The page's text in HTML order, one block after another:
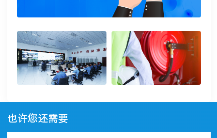
也许您还需要